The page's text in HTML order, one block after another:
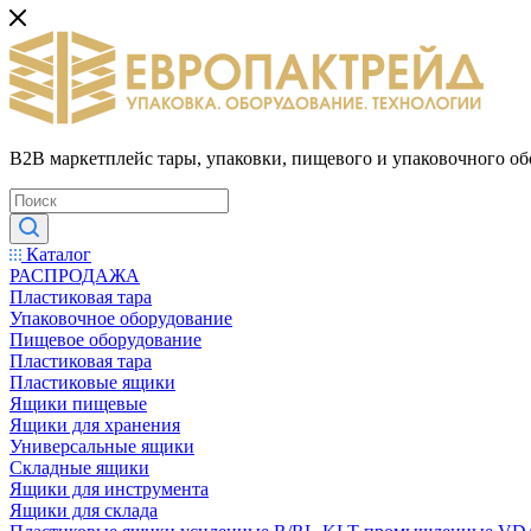
B2B маркетплейс тары, упаковки, пищевого и упаковочного
Каталог
РАСПРОДАЖА
Пластиковая тара
Упаковочное оборудование
Пищевое оборудование
Пластиковая тара
Пластиковые ящики
Ящики пищевые
Ящики для хранения
Универсальные ящики
Складные ящики
Ящики для инструмента
Ящики для склада